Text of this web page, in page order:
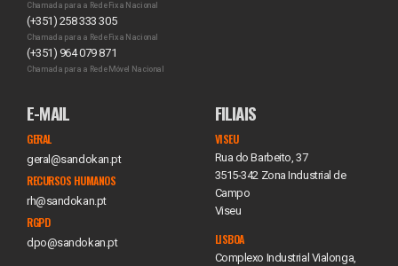
Chamada para a Rede Fixa Nacional
(+351) 258 333 305
Chamada para a Rede Fixa Nacional
(+351) 964 079 871
Chamada para a Rede Móvel Nacional
E-MAIL
GERAL
geral@sandokan.pt
RECURSOS HUMANOS
rh@sandokan.pt
RGPD
dpo@sandokan.pt
FILIAIS
VISEU
Rua do Barbeito, 37
3515-342 Zona Industrial de
Campo
Viseu
LISBOA
Complexo Industrial Vialonga,